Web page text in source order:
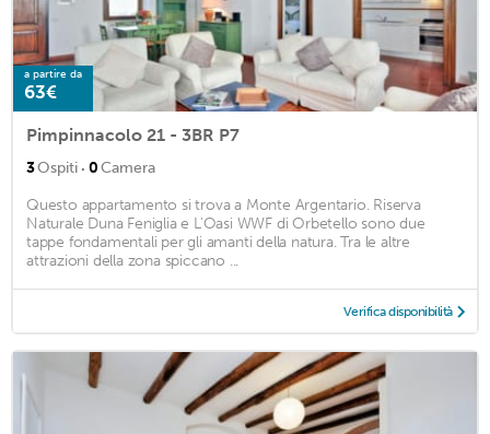
a partire da
63€
Pimpinnacolo 21 - 3BR P7
3Ospiti · 0Camera
Questo appartamento si trova a Monte Argentario. Riserva
Naturale Duna Feniglia e L'Oasi WWF di Orbetello sono due
tappe fondamentali per gli amanti della natura. Tra le altre
attrazioni della zona spiccano ...
Verifica disponibilità